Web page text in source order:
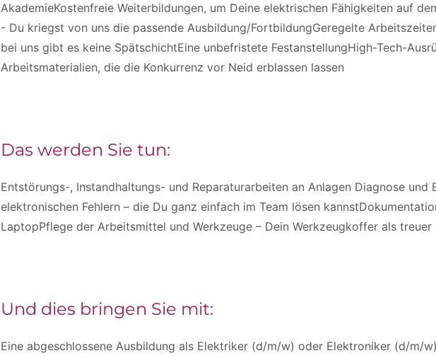
AkademieKostenfreie Weiterbildungen, um Deine elektrischen Fähigkeiten auf
- Du kriegst von uns die passende Ausbildung/FortbildungGeregelte
bei uns gibt es keine SpätschichtEine unbefristete FestanstellungHigh-Tech-
Arbeitsmaterialien, die die Konkurrenz vor Neid erblassen lassen
Das werden Sie tun:
Entstörungs-, Instandhaltungs- und Reparaturarbeiten an Anlagen Diagnose und
elektronischen Fehlern – die Du ganz einfach im Team lösen
LaptopPflege der Arbeitsmittel und Werkzeuge – Dein Werkzeugkoffer als treuer
Und dies bringen Sie mit:
Eine abgeschlossene Ausbildung als Elektriker (d/m/w) oder Elektroniker (d/m/